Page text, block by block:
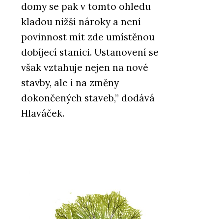
domy se pak v tomto ohledu
kladou nižší nároky a není
povinnost mít zde umístěnou
dobíjecí stanici. Ustanovení se
však vztahuje nejen na nové
stavby, ale i na změny
dokončených staveb,” dodává
Hlaváček.